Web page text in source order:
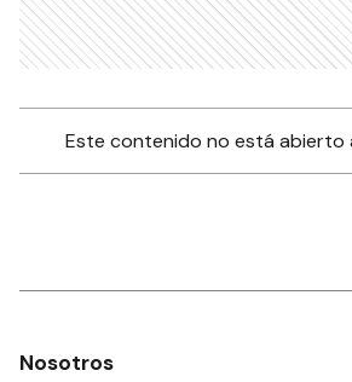
Que loco, Un
femicidio: